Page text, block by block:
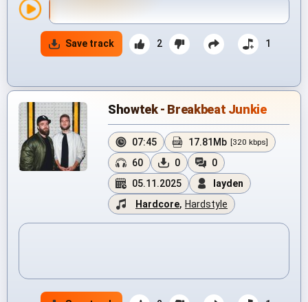
Save track 2 1
Showtek - Breakbeat Junkie
07:45 17.81Mb [320 kbps]
60 0
0
05.11.2025
layden
Hardcore, Hardstyle